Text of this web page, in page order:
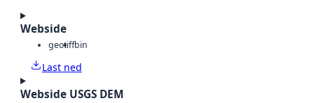
Webside
geotiffbin
Last ned
Webside USGS DEM